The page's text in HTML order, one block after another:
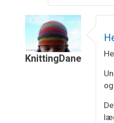
KnittingDane
Hjælp til